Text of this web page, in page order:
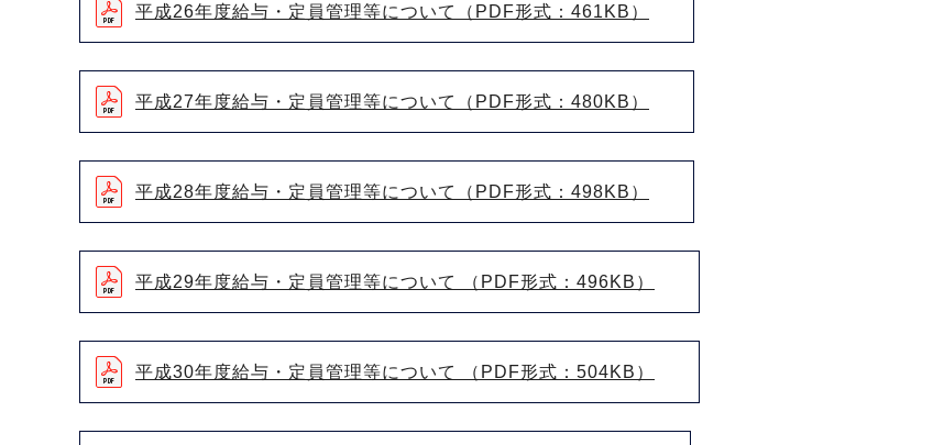
平成26年度給与・定員管理等について（PDF形式：461KB）
平成27年度給与・定員管理等について（PDF形式：480KB）
平成28年度給与・定員管理等について（PDF形式：498KB）
平成29年度給与・定員管理等について （PDF形式：496KB）
平成30年度給与・定員管理等について （PDF形式：504KB）